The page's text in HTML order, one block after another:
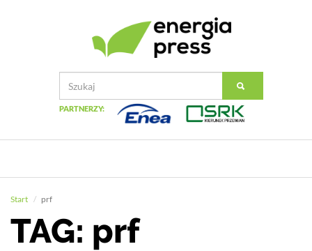
PARTNERZY:
Start prf
TAG: prf